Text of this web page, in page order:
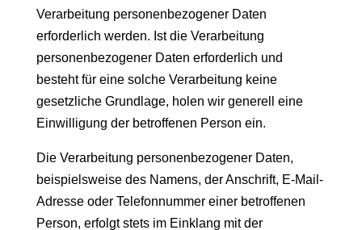
Verarbeitung personenbezogener Daten
erforderlich werden. Ist die Verarbeitung
personenbezogener Daten erforderlich und
besteht für eine solche Verarbeitung keine
gesetzliche Grundlage, holen wir generell eine
Einwilligung der betroffenen Person ein.
Die Verarbeitung personenbezogener Daten,
beispielsweise des Namens, der Anschrift, E-Mail-
Adresse oder Telefonnummer einer betroffenen
Person, erfolgt stets im Einklang mit der